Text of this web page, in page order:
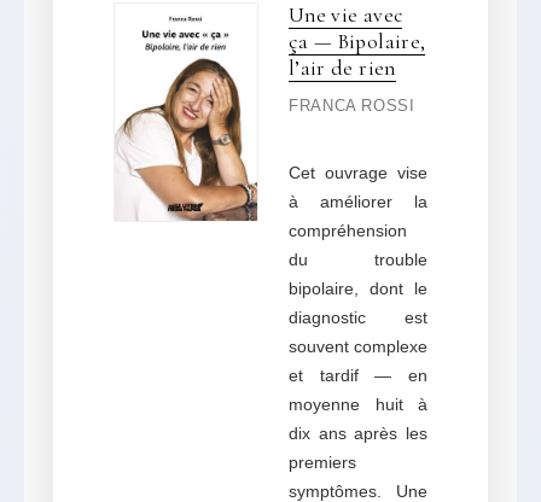
Une vie avec
ça — Bipolaire,
l’air de rien
FRANCA ROSSI
Cet ouvrage vise
à améliorer la
compréhension
du trouble
bipolaire, dont le
diagnostic est
souvent complexe
et tardif — en
moyenne huit à
dix ans après les
premiers
symptômes. Une